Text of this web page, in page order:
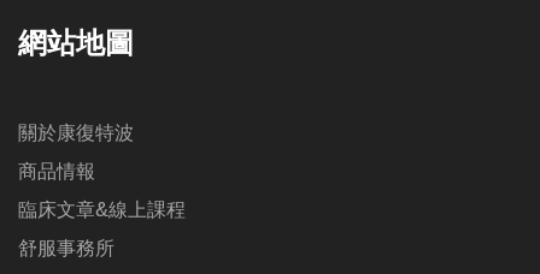
網站地圖
關於康復特波
商品情報
臨床文章&線上課程
舒服事務所